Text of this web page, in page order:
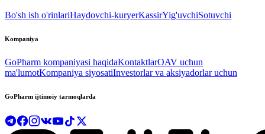
Bo'sh ish o'rinlariHaydovchi-kuryerKassirYig'uvchiSotuvchi
Kompaniya
GoPharm kompaniyasi haqidaKontaktlarOAV uchun
ma'lumotKompaniya siyosatiInvestorlar va aksiyadorlar uchun
GoPharm ijtimoiy tarmoqlarda